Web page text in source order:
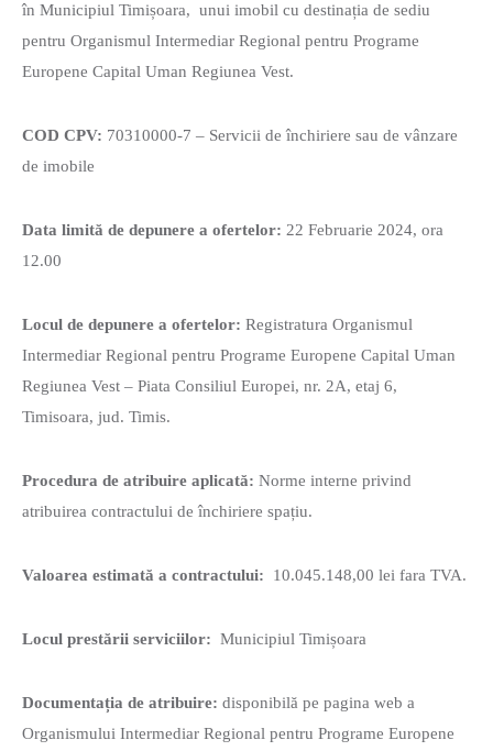
în Municipiul Timișoara, unui imobil cu destinația de sediu
pentru Organismul Intermediar Regional pentru Programe
Europene Capital Uman Regiunea Vest.
COD CPV: 70310000-7 – Servicii de închiriere sau de vânzare
de imobile
Data limită de depunere a ofertelor: 22 Februarie 2024, ora
12.00
Locul de depunere a ofertelor: Registratura Organismul
Intermediar Regional pentru Programe Europene Capital Uman
Regiunea Vest – Piata Consiliul Europei, nr. 2A, etaj 6,
Timisoara, jud. Timis.
Procedura de atribuire aplicată: Norme interne privind
atribuirea contractului de închiriere spațiu.
Valoarea estimată a contractului: 10.045.148,00 lei fara TVA.
Locul prestării serviciilor: Municipiul Timișoara
Documentația de atribuire: disponibilă pe pagina web a
Organismului Intermediar Regional pentru Programe Europene